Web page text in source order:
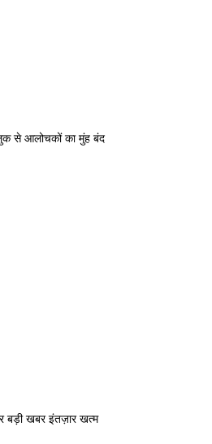
से आलोचकों का मुंह बंद
खबर इंतज़ार खत्म